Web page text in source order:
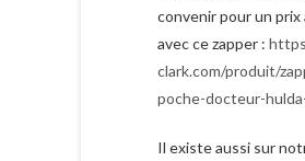
convenir pour un prix
avec ce zapper :
clark.com/produit/
poche-docteur-
Il existe aussi sur